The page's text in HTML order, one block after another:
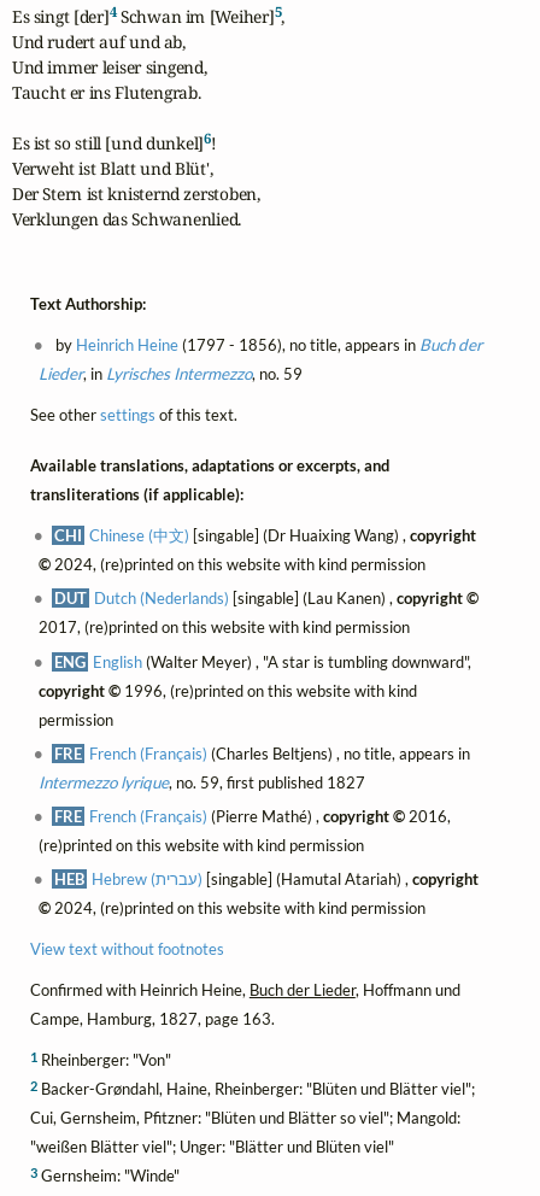
Es singt [der]4 Schwan im [Weiher]5,
Und rudert auf und ab,
Und immer leiser singend,
Taucht er ins Flutengrab.
Es ist so still [und dunkel]6!
Verweht ist Blatt und Blüt',
Der Stern ist knisternd zerstoben,
Verklungen das Schwanenlied.
Text Authorship:
by Heinrich Heine(1797 - 1856), no title, appears in Buch der
Lieder, in Lyrisches Intermezzo, no. 59
See othersettings of this text.
Available translations, adaptations or excerpts, and
transliterations (if applicable):
CHI Chinese (中文) [singable] (Dr Huaixing Wang) ,copyright
©2024, (re)printed on this website with kind permission
DUT Dutch (Nederlands) [singable] (Lau Kanen) ,copyright ©
2017, (re)printed on this website with kind permission
ENG English(Walter Meyer) , "A star is tumbling downward",
copyright ©1996, (re)printed on this website with kind
permission
FRE French (Français) (Charles Beltjens) , no title, appears in
Intermezzo lyrique, no. 59, first published 1827
FRE French (Français) (Pierre Mathé) ,copyright © 2016,
(re)printed on this website with kind permission
HEB
Hebrew (עברית) [singable] (Hamutal Atariah) ,copyright
©2024, (re)printed on this website with kind permission
View text without footnotes
Confirmed with Heinrich Heine, Buch der Lieder, Hoffmann und
Campe, Hamburg, 1827, page 163.
1Rheinberger: "Von"
2Backer-Grøndahl, Haine, Rheinberger: "Blüten und Blätter viel";
Cui, Gernsheim, Pfitzner: "Blüten und Blätter so viel"; Mangold:
"weißen Blätter viel"; Unger: "Blätter und Blüten viel"
3Gernsheim: "Winde"